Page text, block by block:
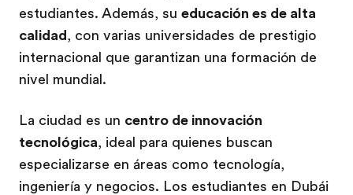
estudiantes. Además, su educación es de alta
calidad , con varias universidades de prestigio
internacional que garantizan una formación de
nivel mundial.
La ciudad es un centro de innovación
tecnológica, ideal para quienes buscan
especializarse en áreas como tecnología,
ingeniería y negocios. Los estudiantes en Dubái